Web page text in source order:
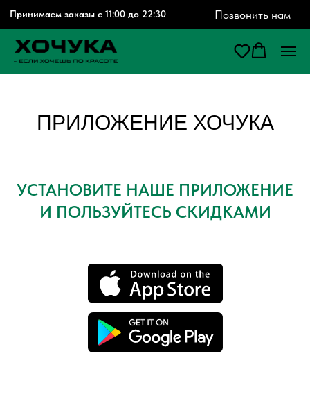
Принимаем заказы с 11:00 до 22:30 Позвонить нам
ПРИЛОЖЕНИЕ ХОЧУКА
УСТАНОВИТЕ НАШЕ ПРИЛОЖЕНИЕ
И ПОЛЬЗУЙТЕСЬ СКИДКАМИ